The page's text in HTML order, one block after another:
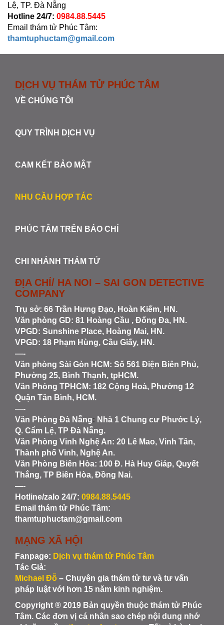
Lệ, TP. Đà Nẵng
Hotline 24/7: 0984.88.5445
Email thám tử Phúc Tâm:
thamtuphuctam@gmail.com
DỊCH VỤ THÁM TỬ PHÚC TÂM
VỀ CHÚNG TÔI
QUY TRÌNH DỊCH VỤ
CAM KẾT BẢO MẬT
NHU CẦU HỢP TÁC
PHÚC TÂM TRÊN BÁO CHÍ
CHI NHÁNH THÁM TỬ
ĐỊA CHỈ/ HA NOI – SAI GON DETECTIVE
COMPANY
Trụ sở: 66 Trần Hưng Đạo, Hoàn Kiếm, HN.
Văn phòng GD: 81 Hoàng Cầu , Đống Đa, HN.
VPGD: Sunshine Place, Hoàng Mai, HN.
VPGD: 18 Phạm Hùng, Cầu Giấy, HN.
—-
Văn phòng Sài Gòn HCM: Số 561 Điện Biên Phủ,
Phường 25, Bình Thạnh, tpHCM.
Văn Phòng TPHCM: 182 Cộng Hoà, Phường 12
Quận Tân Bình, HCM.
—-
Văn Phòng Đà Nẵng: Nhà 1 Chung cư Phước Lý,
Q. Cẩm Lệ, TP Đà Nẵng.
Văn Phòng Vinh Nghệ An: 20 Lê Mao, Vinh Tân,
Thành phố Vinh, Nghệ An.
Văn Phòng Biên Hòa: 100 Đ. Hà Huy Giáp, Quyết
Thắng, TP Biên Hòa, Đồng Nai.
—-
Hotline/zalo 24/7: 0984.88.5445
Email thám tử Phúc Tâm:
thamtuphuctam@gmail.com
MẠNG XÃ HỘI
Fanpage: Dịch vụ thám tử Phúc Tâm
Tác Giả:
Michael Đỗ – Chuyên gia thám tử tư và tư vấn
pháp luật với hơn 15 năm kinh nghiệm.
Copyright ® 2019 Bản quyền thuộc thám tử Phúc
Tâm. Các đơn vị cá nhân sao chép nội dung nhớ